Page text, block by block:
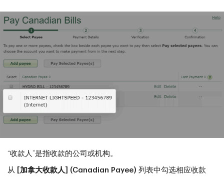
“收款人”是指收款的公司或机构。
从 [加拿大收款人] (Canadian Payee) 列表中勾选相应收款